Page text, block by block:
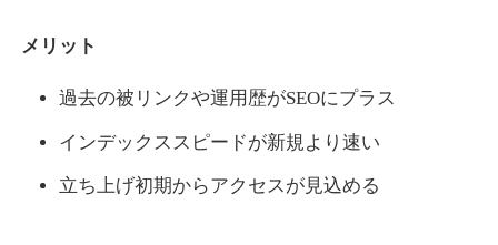
メリット
過去の被リンクや運用歴がSEOにプラス
インデックススピードが新規より速い
立ち上げ初期からアクセスが見込める